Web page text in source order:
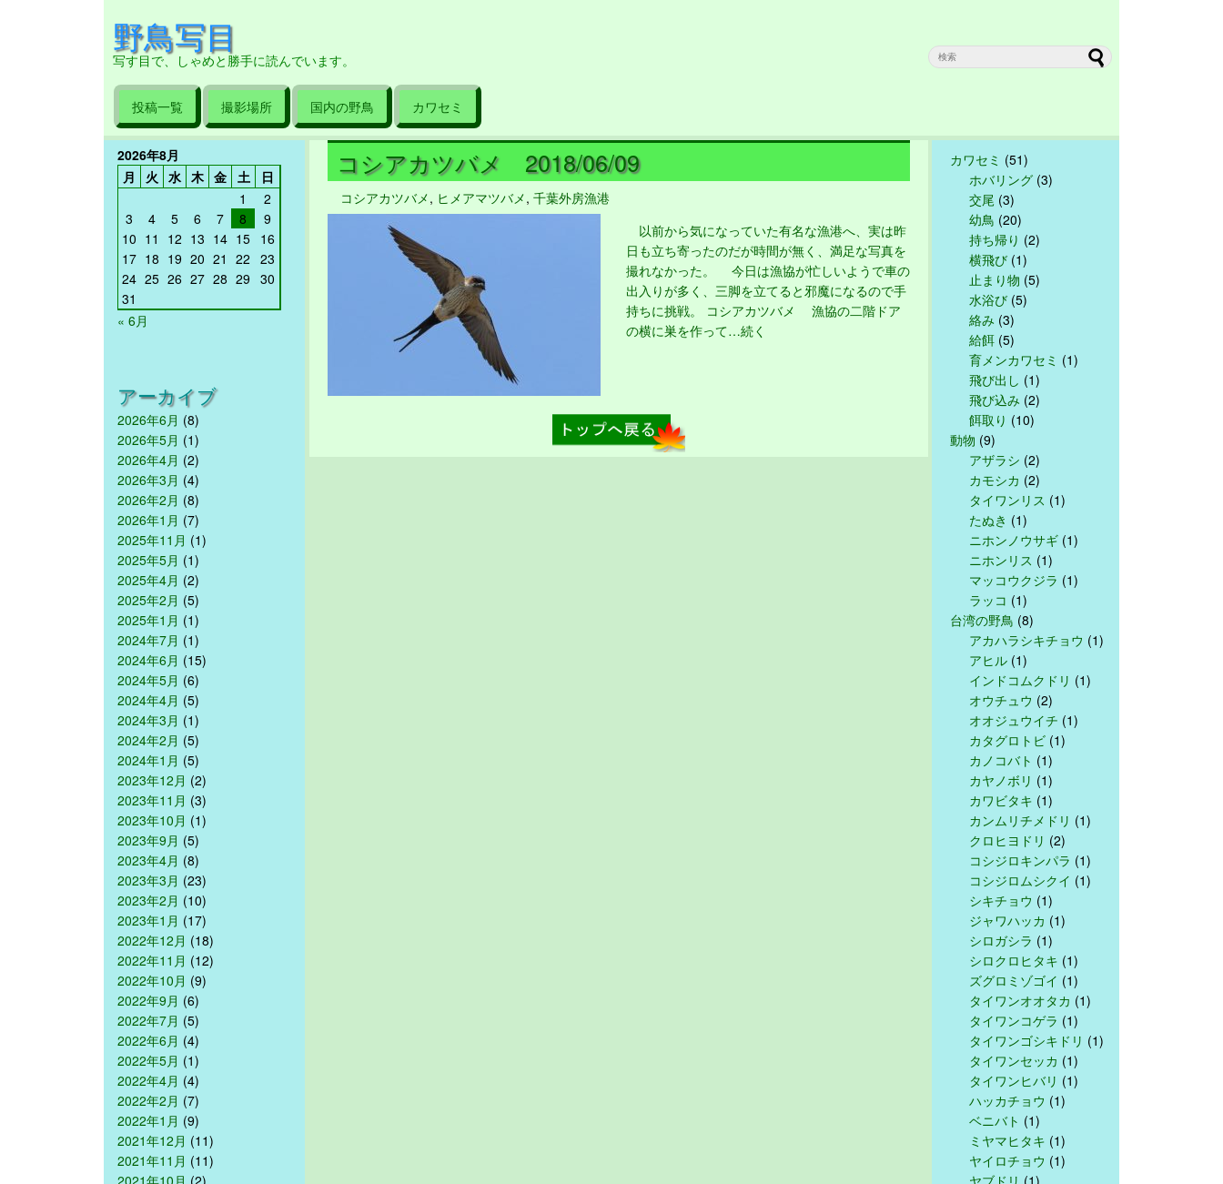
野鳥写目
写す目で、しゃめと勝手に読んでいます。
投稿一覧 撮影場所 国内の野鳥 カワセミ
2026年8月
月
火 水 木 金 土
日
1
2
3
4 5 6 7 8
9
10 11 12 13 14 15 16
17 18 19 20 21 22 23
24 25 26 27 28 29 30
31
« 6月
アーカイブ
2026年6月 (8)
2026年5月 (1)
2026年4月 (2)
2026年3月 (4)
2026年2月 (8)
2026年1月 (7)
2025年11月 (1)
2025年5月 (1)
2025年4月 (2)
2025年2月 (5)
2025年1月 (1)
2024年7月 (1)
2024年6月 (15)
2024年5月 (6)
2024年4月 (5)
2024年3月 (1)
2024年2月 (5)
2024年1月 (5)
2023年12月 (2)
2023年11月 (3)
2023年10月 (1)
2023年9月 (5)
2023年4月 (8)
2023年3月 (23)
2023年2月 (10)
2023年1月 (17)
2022年12月 (18)
2022年11月 (12)
2022年10月 (9)
2022年9月 (6)
2022年7月 (5)
2022年6月 (4)
2022年5月 (1)
2022年4月 (4)
2022年2月 (7)
2022年1月 (9)
2021年12月 (11)
2021年11月 (11)
2021年10月 (2)
コシアカツバメ 2018/06/09
コシアカツバメ, ヒメアマツバメ, 千葉外房漁港
以前から気になっていた有名な漁港へ、実は昨
日も立ち寄ったのだが時間が無く、満足な写真を
撮れなかった。 今日は漁協が忙しいようで車の
出入りが多く、三脚を立てると邪魔になるので手
持ちに挑戦。 コシアカツバメ 漁協の二階ドア
の横に巣を作って…続く
カワセミ (51)
ホバリング (3)
交尾 (3)
幼鳥 (20)
持ち帰り (2)
横飛び (1)
止まり物 (5)
水浴び (5)
絡み (3)
給餌 (5)
育メンカワセミ (1)
飛び出し (1)
飛び込み (2)
餌取り (10)
動物 (9)
アザラシ (2)
カモシカ (2)
タイワンリス (1)
たぬき (1)
ニホンノウサギ (1)
ニホンリス (1)
マッコウクジラ (1)
ラッコ (1)
台湾の野鳥 (8)
アカハラシキチョウ (1)
アヒル (1)
インドコムクドリ (1)
オウチュウ (2)
オオジュウイチ (1)
カタグロトビ (1)
カノコバト (1)
カヤノボリ (1)
カワビタキ (1)
カンムリチメドリ (1)
クロヒヨドリ (2)
コシジロキンパラ (1)
コシジロムシクイ (1)
シキチョウ (1)
ジャワハッカ (1)
シロガシラ (1)
シロクロヒタキ (1)
ズグロミゾゴイ (1)
タイワンオオタカ (1)
タイワンコゲラ (1)
タイワンゴシキドリ (1)
タイワンセッカ (1)
タイワンヒバリ (1)
ハッカチョウ (1)
ベニバト (1)
ミヤマヒタキ (1)
ヤイロチョウ (1)
ヤブドリ (1)